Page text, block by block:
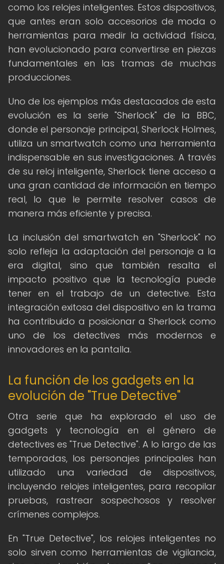
como los relojes inteligentes. Estos dispositivos,
que antes eran solo accesorios de moda o
herramientas para medir la actividad física,
han evolucionado para convertirse en piezas
fundamentales en las tramas de muchas
producciones.
Uno de los ejemplos más destacados de esta
evolución es la serie "Sherlock" de la BBC,
donde el personaje principal, Sherlock Holmes,
utiliza un smartwatch como una herramienta
indispensable en sus investigaciones. A través
de su reloj inteligente, Sherlock tiene acceso a
una gran cantidad de información en tiempo
real, lo que le permite resolver casos de
manera más eficiente y precisa.
La inclusión del smartwatch en "Sherlock" no
solo refleja la adaptación del personaje a la
era digital, sino que también resalta el
impacto positivo que la tecnología puede
tener en el trabajo de un detective. Esta
integración exitosa del dispositivo en la trama
ha contribuido a posicionar a Sherlock como
uno de los detectives más modernos e
innovadores en la pantalla.
La función de los gadgets en la
evolución de "True Detective"
Otra serie que ha explorado el uso de
gadgets y tecnología en el género de
detectives es "True Detective". A lo largo de las
temporadas, los personajes principales han
utilizado una variedad de dispositivos,
incluyendo relojes inteligentes, para recopilar
pruebas, rastrear sospechosos y resolver
crímenes complejos.
En "True Detective", los relojes inteligentes no
solo sirven como herramientas de vigilancia,